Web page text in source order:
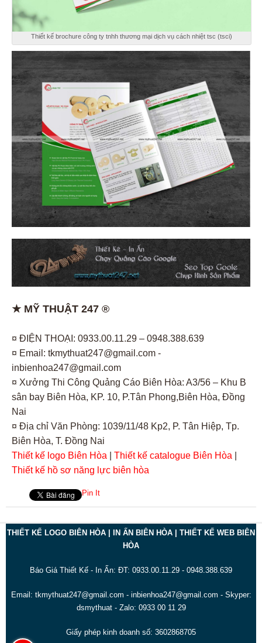
Thiết kế brochure công ty tnhh thương mại dịch vụ cách nhiệt tsc (tsci)
★ MỸ THUẬT 247 ®
¤ ĐIỆN THOẠI: 0933.00.11.29 – 0948.388.639
¤ Email: tkmythuat247@gmail.com -
inbienhoa247@gmail.com
¤ Xưởng Thi Công Quảng Cáo Biên Hòa: A3/56 – Khu B
sân bay Biên Hòa, KP. 10, P.Tân Phong,Biên Hòa, Đồng
Nai
¤ Địa chỉ Văn Phòng: 1039/11/48 Kp2, P. Tân Hiệp, Tp.
Biên Hòa, T. Đồng Nai
Thiết kế logo Biên Hòa
Thiết kế catalogue Biên Hòa
Thiết kế hồ sơ năng lực biên hòa
Pin It
THIẾT KẾ LOGO BIÊN HÒA | IN ẤN BIÊN HÒA | THIẾT KẾ WEB BIÊN
HÒA
Báo Giá Thiết Kế - In Ấn: ĐT: 0933.00.11.29 - 0948.388.639
Email: tkmythuat247@gmail.com - inbienhoa247@gmail.com - Skyper:
dsmythuat - Zalo: 0933 00 11 29
Giấy phép kinh doanh số: 3602868705